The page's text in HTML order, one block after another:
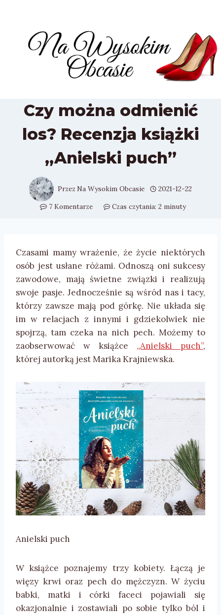
Czy można odmienić
los? Recenzja książki
„Anielski puch”
Przez Na Wysokim Obcasie
2021-12-22
7 Komentarze
Czas czytania: 2 minuty
Czasami mamy wrażenie, że życie niektórych
osób jest usłane różami. Odnoszą oni sukcesy
zawodowe, mają świetne związki i realizują
swoje pasje. Jednocześnie są wśród nas i tacy,
którzy zawsze mają pod górkę. Nie układa się
im w relacjach z innymi i gdziekolwiek nie
spojrzą, tam czeka na nich pech. Możemy to
zaobserwować w książce „Anielski puch”,
której autorką jest Marika Krajniewska.
Anielski puch
W książce poznajemy trzy kobiety. Łączą je
więzy krwi oraz pech do mężczyzn. W życiu
babki, matki i córki faceci pojawiali się
okazjonalnie i zostawiali po sobie tylko ból i